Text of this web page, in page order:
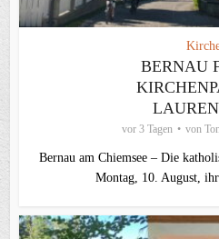
BERNAU
vor 3 Tagen von
Bernau am Chiemsee – Die
Montag, 10. August,